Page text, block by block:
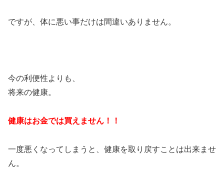
ですが、体に悪い事だけは間違いありません。
今の利便性よりも、
将来の健康。
健康はお金では買えません！！
一度悪くなってしまうと、健康を取り戻すことは出来ませ
ん。